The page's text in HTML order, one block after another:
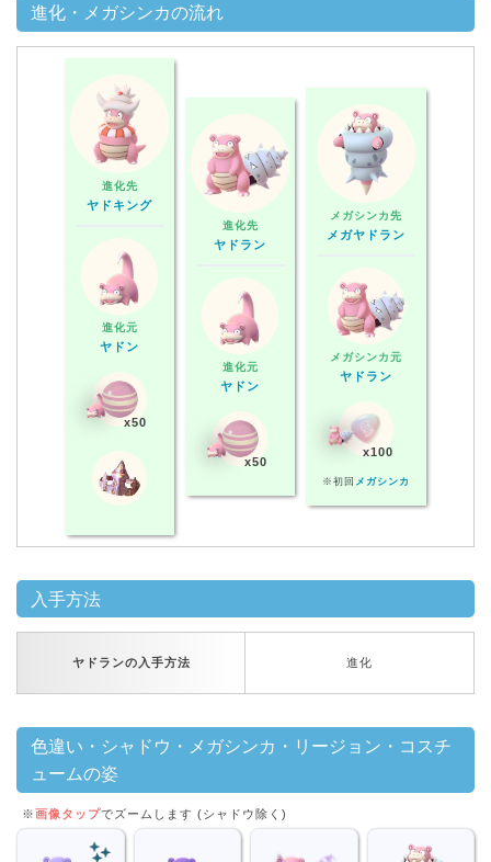
進化・メガシンカの流れ
進化先
ヤドキング
進化元
ヤドン
x50
進化先
ヤドラン
進化元
ヤドン
x50
メガシンカ先
メガヤドラン
メガシンカ元
ヤドラン
x100
※初回 メガシンカ
入手方法
ヤドランの入手方法 進化
色違い・シャドウ・メガシンカ・リージョン・コスチ
ュームの姿
※画像タップでズームします (シャドウ除く)